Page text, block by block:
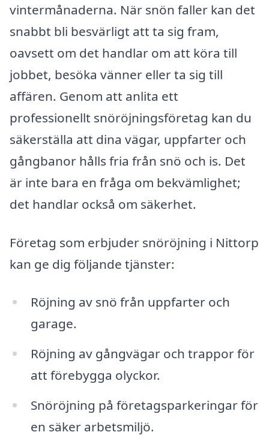
vintermånaderna. När snön faller kan det
snabbt bli besvärligt att ta sig fram,
oavsett om det handlar om att köra till
jobbet, besöka vänner eller ta sig till
affären. Genom att anlita ett
professionellt snöröjningsföretag kan du
säkerställa att dina vägar, uppfarter och
gångbanor hålls fria från snö och is. Det
är inte bara en fråga om bekvämlighet;
det handlar också om säkerhet.
Företag som erbjuder snöröjning i Nittorp
kan ge dig följande tjänster:
Röjning av snö från uppfarter och
garage.
Röjning av gångvägar och trappor för
att förebygga olyckor.
Snöröjning på företagsparkeringar för
en säker arbetsmiljö.